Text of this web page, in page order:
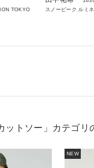
TOKYO
スノーピーク ルミ
ットソー」カテゴリ
NEW